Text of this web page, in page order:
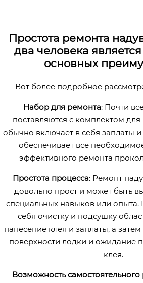
Простота ремонта
два человека
основных
Вот более подробное
Набор для ремонта: Почти
поставляются с комплектом
обычно включает в себя заплаты
обеспечивает все
эффективного ремонта
Простота процесса: Ремонт
довольно прост и может быть
специальных навыков или опыта.
себя очистку и подсушку
нанесение клея и заплаты, а
поверхности лодки и ожидание
клея.
Возможность самостоятельного